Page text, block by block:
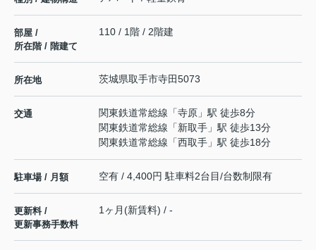
部屋 /
所在階 / 階建て
110 / 1階 / 2階建
所在地 茨城県取手市寺田5073
交通 関東鉄道常総線 「寺原 」駅 徒歩8分
関東鉄道常総線 「新取手 」駅 徒歩13分
関東鉄道常総線 「西取手 」駅 徒歩18分
駐車場 / 月額 空有 / 4,400円 駐車料2台目/台数制限有
更新料 /
更新事務手数料
1ヶ月(新賃料) / -